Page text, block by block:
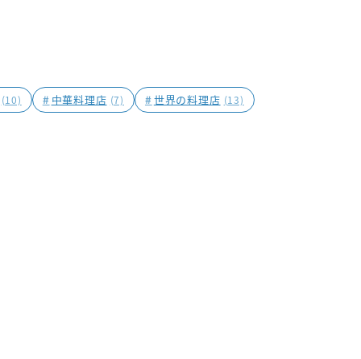
(10) # 中華料理店 (7) #世界の料理店 (13)